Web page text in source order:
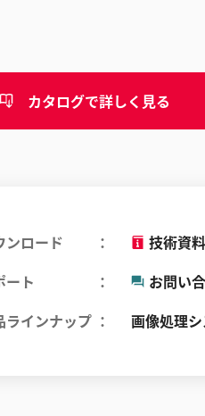
カタログで詳しく見る
ンロード 技術資料
ート
お問い
ラインナップ
画像処理